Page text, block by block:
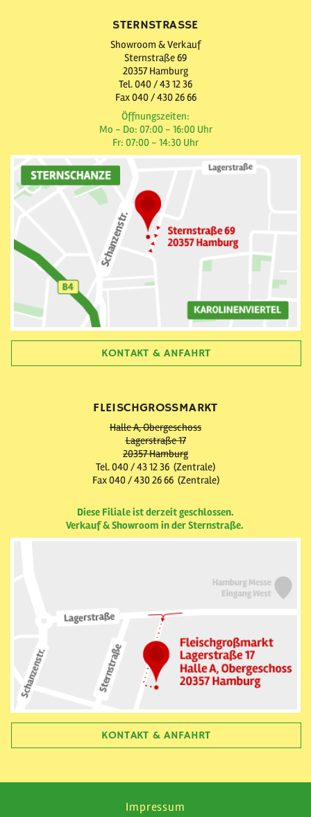
STERNSTRASSE
Showroom & Verkauf
Sternstraße 69
20357 Hamburg
Tel. 040 / 43 12 36
Fax 040 / 430 26 66
Öffnungszeiten:
Mo - Do: 07:00 - 16:00 Uhr
Fr: 07:00 - 14:30 Uhr
KONTAKT & ANFAHRT
FLEISCHGROSSMARKT
Halle A, Obergeschoss
Lagerstraße 17
20357 Hamburg
Tel. 040 / 43 12 36 (Zentrale)
Fax 040 / 430 26 66 (Zentrale)
Diese Filiale ist derzeit geschlossen.
Verkauf & Showroom in der Sternstraße.
KONTAKT & ANFAHRT
Impressum